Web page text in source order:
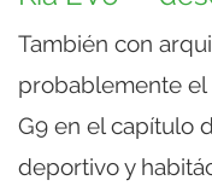
También con
probablemente el
G9 en el capítulo
deportivo y